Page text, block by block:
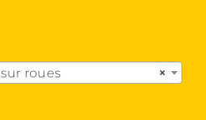
×
roues